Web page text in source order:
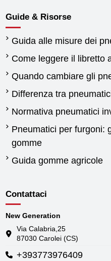
Guide & Risorse
Guida alle misure dei
Come leggere il libretto
Quando cambiare gli
Differenza tra
Normativa pneumatici
Pneumatici per furgoni:
gomme
Guida gomme agricole
Contattaci
New Generation
Via Calabria,25
87030 Carolei (CS)
+393773976409